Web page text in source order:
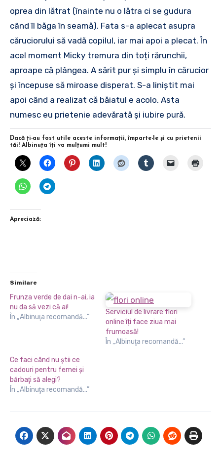
oprea din lătrat (înainte nu o lătra ci se gudura
când îl băga în seamă). Fata s-a aplecat asupra
căruciorului să vadă copilul, iar mai apoi a plecat. În
acel moment Micky tremura din toți rărunchii,
aproape că plângea. A sărit pur și simplu în cărucior
și începuse să miroase disperat. S-a liniștit mai
apoi când a realizat că băiatul e acolo. Asta
numesc eu prietenie adevărată și iubire pură.
Dacă ţi-au fost utile aceste informaţii, împarte-le şi cu prietenii
tăi! Albinuţa îţi va mulţumi mult!
Apreciază:
Similare
Frunza verde de dai n-ai, ia
nu da să vezi că ai!
În „Albinuţa recomandă...”
Serviciul de livrare flori
online îți face ziua mai
frumoasă!
În „Albinuţa recomandă...”
Ce faci când nu ştii ce
cadouri pentru femei şi
bărbaţi să alegi?
În „Albinuţa recomandă...”